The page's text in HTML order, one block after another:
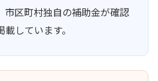
市区町村独自の補助金が確認
しています。